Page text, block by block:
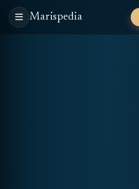
Marispedia